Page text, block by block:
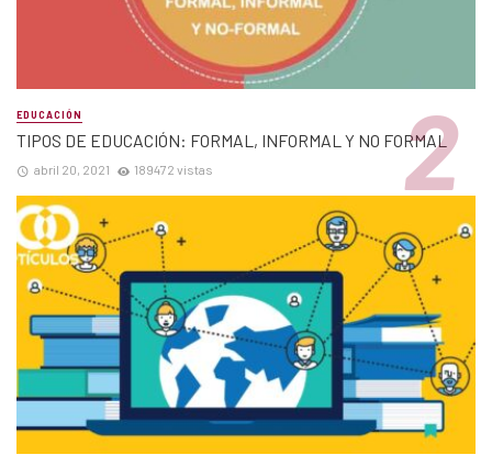
EDUCACIÓN
TIPOS DE EDUCACIÓN: FORMAL, INFORMAL Y NO FORMAL
abril 20, 2021 189472 vistas